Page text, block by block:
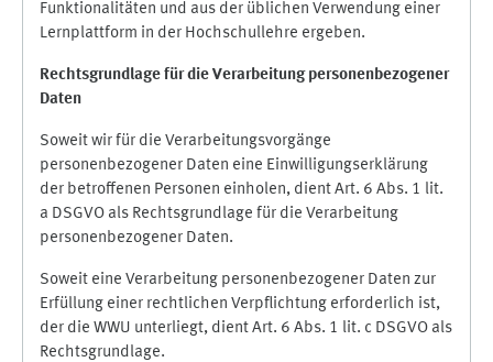
Funktionalitäten und aus der üblichen Verwendung einer
Lernplattform in der Hochschullehre ergeben.
Rechtsgrundlage für die Verarbeitung personenbezogener
Daten
Soweit wir für die Verarbeitungsvorgänge
personenbezogener Daten eine Einwilligungserklärung
der betroffenen Personen einholen, dient Art. 6 Abs. 1 lit.
a DSGVO als Rechtsgrundlage für die Verarbeitung
personenbezogener Daten.
Soweit eine Verarbeitung personenbezogener Daten zur
Erfüllung einer rechtlichen Verpflichtung erforderlich ist,
der die WWU unterliegt, dient Art. 6 Abs. 1 lit. c DSGVO als
Rechtsgrundlage.